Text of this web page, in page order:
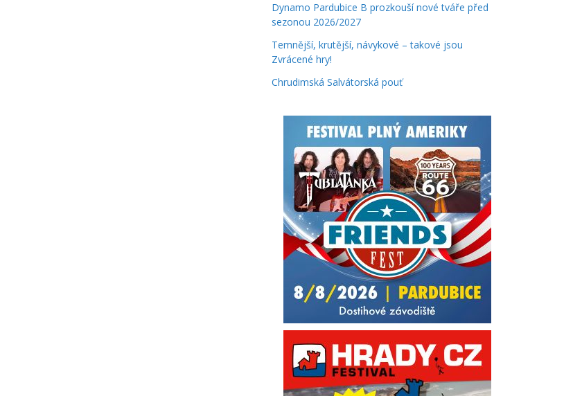
Dynamo Pardubice B prozkouší nové tváře před
sezonou 2026/2027
Temnější, krutější, návykové – takové jsou
Zvrácené hry!
Chrudimská Salvátorská pouť